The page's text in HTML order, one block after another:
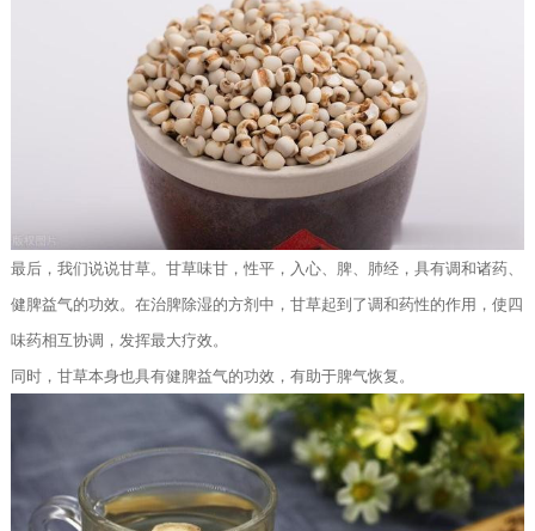
最后，我们说说甘草。甘草味甘，性平，入心、脾、肺经，具有调和诸药、
健脾益气的功效。在治脾除湿的方剂中，甘草起到了调和药性的作用，使四
味药相互协调，发挥最大疗效。
同时，甘草本身也具有健脾益气的功效，有助于脾气恢复。